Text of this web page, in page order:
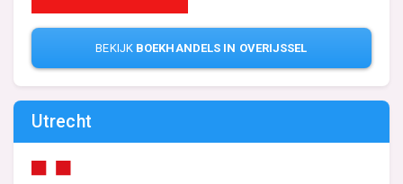
BEKIJK BOEKHANDELS IN OVERIJSSEL
Utrecht